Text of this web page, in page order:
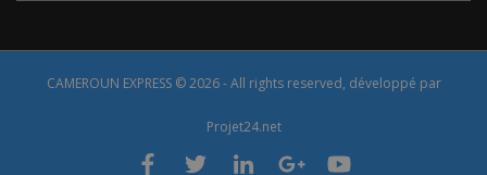
CAMEROUN EXPRESS © 2026 - All rights reserved, développé par
Projet24.net